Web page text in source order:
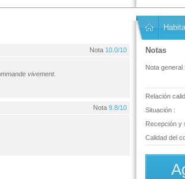
Nota 10.0/10
vivement.
Nota 9.8/10
Notas
Nota general :
Relación
Situación :
Recepción y
Calidad del